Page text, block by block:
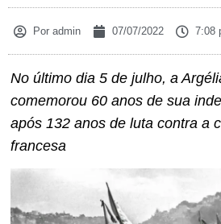
Poradmin 07/07/2022 7:08
No último dia 5 de julho, a
comemorou 60 anos de sua
após 132 anos de luta contra a
francesa